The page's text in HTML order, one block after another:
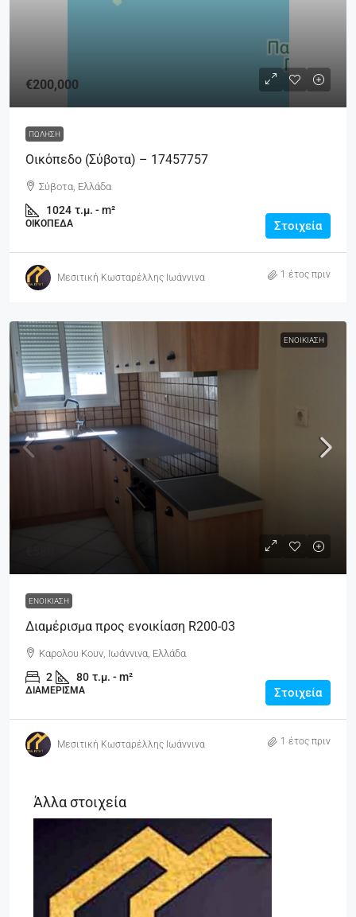
€200,000
ΠΏΛΗΣΗ
Οικόπεδο (Σύβοτα) – 17457757
Σύβοτα, Ελλάδα
1024 τ.μ. - m²
ΟΙΚΌΠΕΔΑ Στοιχεία
Μεσιτική Κωσταρέλλης Ιωάννινα 1 έτος πριν
ΕΝΟΙΚΊΑΣΗ
ΕΝΟΙΚΊΑΣΗ
Διαμέρισμα προς ενοικίαση R200-03
Καρολου Κουν, Ιωάννινα, Ελλάδα
2 80 τ.μ. - m²
ΔΙΑΜΈΡΙΣΜΑ Στοιχεία
Μεσιτική Κωσταρέλλης Ιωάννινα 1 έτος πριν
Άλλα στοιχεία